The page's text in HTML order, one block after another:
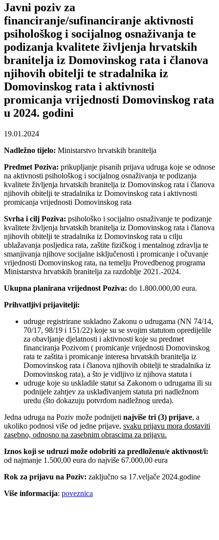
Javni poziv za
financiranje/sufinanciranje aktivnosti
psihološkog i socijalnog osnaživanja te
podizanja kvalitete življenja hrvatskih
branitelja iz Domovinskog rata i članova
njihovih obitelji te stradalnika iz
Domovinskog rata i aktivnosti
promicanja vrijednosti Domovinskog rata
u 2024. godini
19.01.2024
Nadležno tijelo: Ministarstvo hrvatskih branitelja
Predmet Poziva: prikupljanje pisanih prijava udruga koje se odnose
na aktivnosti psihološkog i socijalnog osnaživanja te podizanja
kvalitete življenja hrvatskih branitelja iz Domovinskog rata i članova
njihovih obitelji te stradalnika iz Domovinskog rata i aktivnosti
promicanja vrijednosti Domovinskog rata
Svrha i cilj Poziva: psihološko i socijalno osnaživanje te podizanje
kvalitete življenja hrvatskih branitelja iz Domovinskog rata i članova
njihovih obitelji te stradalnika iz Domovinskog rata u cilju
ublažavanja posljedica rata, zaštite fizičkog i mentalnog zdravlja te
smanjivanja njihove socijalne isključenosti i promicanje i očuvanje
vrijednosti Domovinskog rata, na temelju Provedbenog programa
Ministarstva hrvatskih branitelja za razdoblje 2021.-2024.
Ukupna planirana vrijednost Poziva: do 1.800.000,00 eura.
Prihvatljivi prijavitelji:
udruge registrirane sukladno Zakonu o udrugama (NN 74/14,
70/17, 98/19 i 151/22) koje su se svojim statutom opredijelile
za obavljanje djelatnosti i aktivnosti koje su predmet
financiranja Pozivom ( promicanje vrijednosti Domovinskog
rata te zaštita i promicanje interesa hrvatskih branitelja iz
Domovinskog rata i članova njihovih obitelji te stradalnika iz
Domovinskog rata), a što je vidljivo iz njihova statuta i
udruge koje su uskladile statut sa Zakonom o udrugama ili su
podnijele zahtjev za usklađivanjem statuta pri nadležnom
uredu (što dokazuju potvrdom nadležnog ureda).
Jedna udruga na Poziv može podnijeti najviše tri (3) prijave, a
ukoliko podnosi više od jedne prijave, svaku prijavu mora dostaviti
zasebno, odnosno na zasebnim obrascima za prijavu.
Iznos koji se udruzi može odobriti za predloženu/e aktivnost/i:
od najmanje 1.500,00 eura do najviše 67.000,00 eura
Rok za prijavu na Poziv: zaključno sa 17.veljače 2024.godine
Više informacija: poveznica